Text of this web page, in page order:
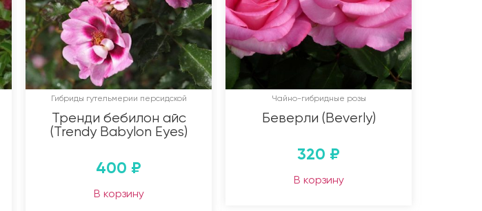
Гибриды гутельмерии персидской
Тренди бебилон айс
(Trendy Babylon Eyes)
400 ₽
В корзину
Чайно-гибридные розы
Беверли (Beverly)
320 ₽
В корзину